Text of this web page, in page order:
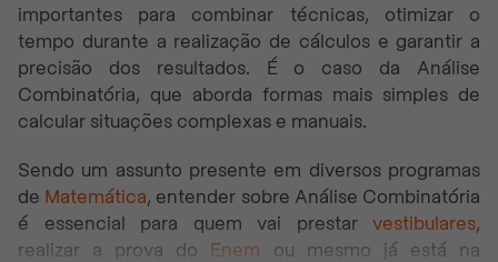
importantes para combinar técnicas, otimizar o
tempo durante a realização de cálculos e garantir a
precisão dos resultados. É o caso da Análise
Combinatória, que aborda formas mais simples de
calcular situações complexas e manuais.
Sendo um assunto presente em diversos programas
de Matemática, entender sobre Análise Combinatória
é essencial para quem vai prestar vestibulares,
realizar a prova do Enem ou mesmo já está na